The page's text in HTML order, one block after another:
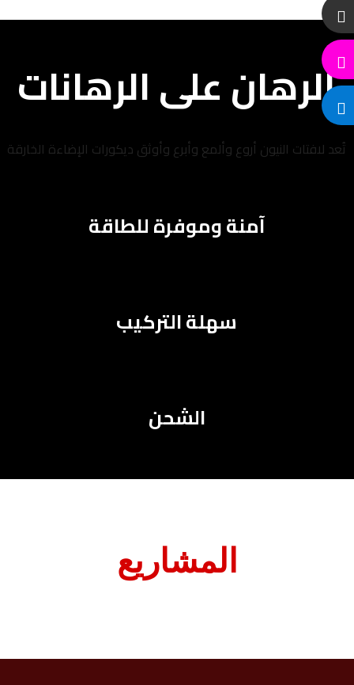
الرهان على الرهانات
تُعد لافتات النيون أروع وألمع وأبرع وأوثق ديكورات الإضاءة الخارقة
آمنة وموفرة للطاقة
سهلة التركيب
الشحن
المشاريع